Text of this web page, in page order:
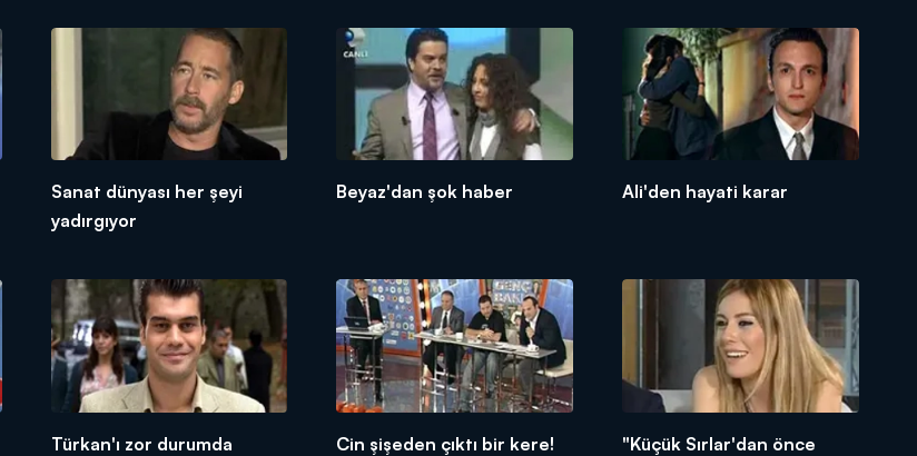
Sanat dünyası her şeyi
yadırgıyor
Beyaz'dan şok haber Ali'den hayati karar
Türkan'ı zor durumda
Cin şişeden çıktı bir kere!
"Küçük Sırlar'dan önce